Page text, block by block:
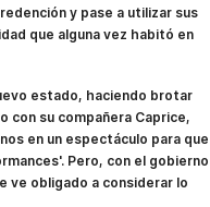
y pase a utilizar sus
que alguna vez habitó en
estado, haciendo brotar
con su compañera Caprice,
en un espectáculo para que
Pero, con el gobierno
ve obligado a considerar lo